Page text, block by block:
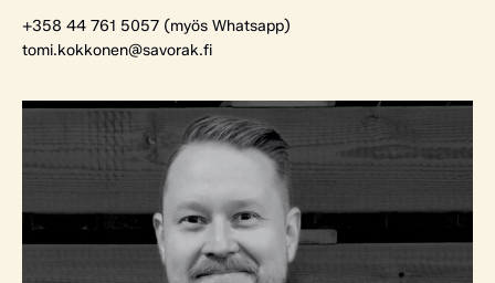
+358 44 761 5057 (myös Whatsapp)
tomi.kokkonen@savorak.fi